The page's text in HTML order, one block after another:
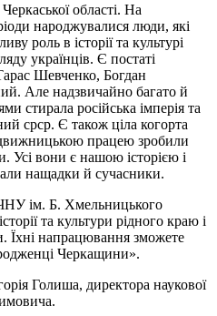
області. На
народжувалися люди, які
роль в історії та культурі
українців. Є постаті
Шевченко, Богдан
Але надзвичайно багато й
стирала російська імперія та
срср. Є також ціла когорта
працею зробили
Усі вони є нашою історією і
нащадки й сучасники.
ім. Б. Хмельницького
та культури рідного краю і
Їхні напрацювання зможете
Черкащини».
Голиша, директора наукової